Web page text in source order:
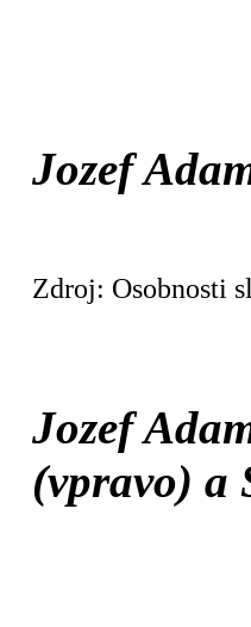
Jozef
Zdroj: Osobnosti
Jozef
(vpravo) a